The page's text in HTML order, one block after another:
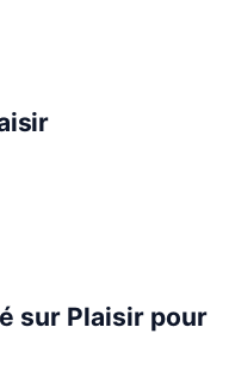
sur Plaisir pour